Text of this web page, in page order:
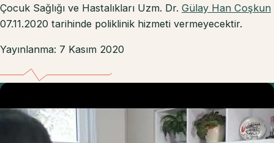
Çocuk Sağlığı ve Hastalıkları Uzm. Dr. Gülay Han Coşkun
07.11.2020 tarihinde poliklinik hizmeti vermeyecektir.
Yayınlanma: 7 Kasım 2020